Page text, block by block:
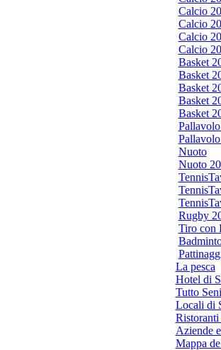
Calcio
Calcio
Calcio
Calcio
Basket
Basket
Basket
Basket
Basket
Nuoto
Nuoto
Rugby
Tiro con
La pesca
Hotel di
Tutto
Locali di
Aziende
Mappa